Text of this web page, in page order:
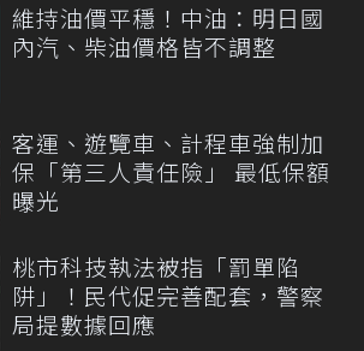
維持油價平穩！中油：明日國
內汽、柴油價格皆不調整
客運、遊覽車、計程車強制加
保「第三人責任險」 最低保額
曝光
桃市科技執法被指「罰單陷
阱」！民代促完善配套，警察
局提數據回應